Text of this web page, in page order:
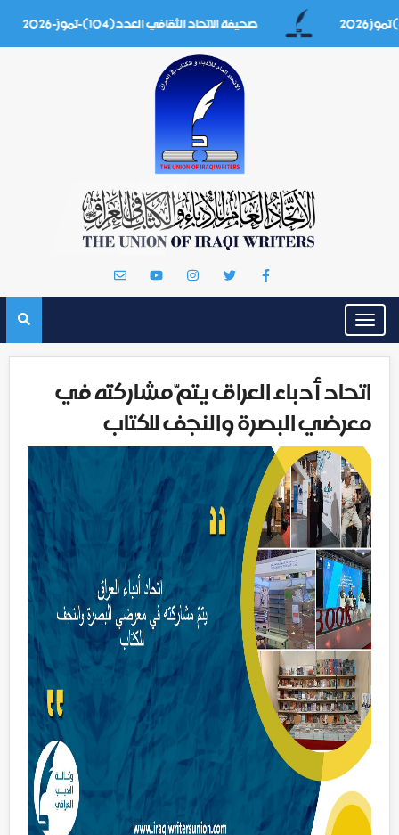
صحيفة الاتحاد الثقافي العدد(104)-تموز-2026
Toggle
navigation
اتحاد أدباء العراق يتمّ مشاركته في
معرضي البصرة والنجف للكتاب